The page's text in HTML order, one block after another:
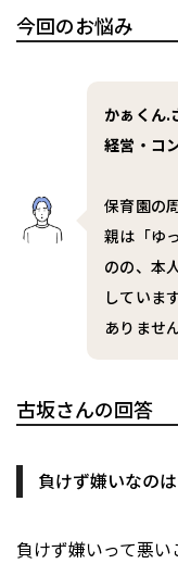
今回のお悩み
かぁくん.
経営・コ
保育園の
親は「ゆ
のの、本
していま
ありませ
古坂さんの回答
負けず嫌いなの
負けず嫌いって悪